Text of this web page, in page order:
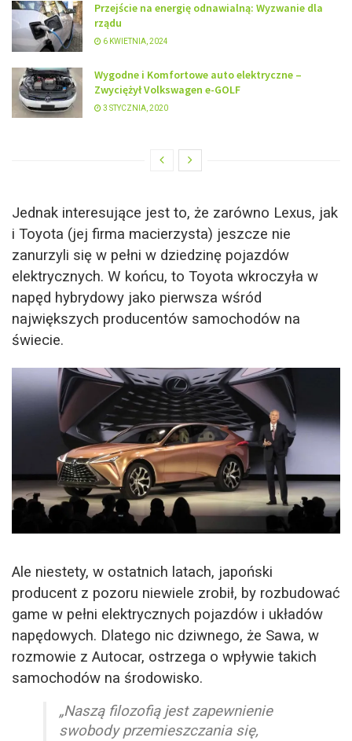
Przejście na energię odnawialną: Wyzwanie dla
rządu
6 KWIETNIA, 2024
Wygodne i Komfortowe auto elektryczne –
Zwyciężył Volkswagen e-GOLF
3 STYCZNIA, 2020
Jednak interesujące jest to, że zarówno Lexus, jak
i Toyota (jej firma macierzysta) jeszcze nie
zanurzyli się w pełni w dziedzinę pojazdów
elektrycznych. W końcu, to Toyota wkroczyła w
napęd hybrydowy jako pierwsza wśród
największych producentów samochodów na
świecie.
Ale niestety, w ostatnich latach, japoński
producent z pozoru niewiele zrobił, by rozbudować
game w pełni elektrycznych pojazdów i układów
napędowych. Dlatego nic dziwnego, że Sawa, w
rozmowie z Autocar, ostrzega o wpływie takich
samochodów na środowisko.
„Naszą filozofią jest zapewnienie
swobody przemieszczania się,